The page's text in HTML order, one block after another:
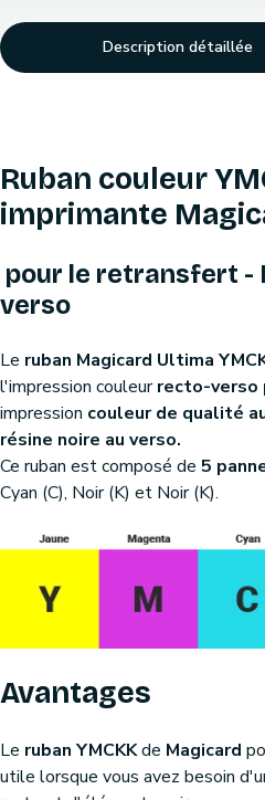
Description détaillée
Ruban couleur
imprimante
pour le retransfert -
verso
Le ruban Magicard Ultima
l'impression couleurrecto-
impression couleur de qualité
résine noire au verso.
Ce ruban est composé de 5
Cyan (C), Noir (K) et Noir (K).
Avantages
Le ruban YMCKKde Magicard
utile lorsque vous avez besoin